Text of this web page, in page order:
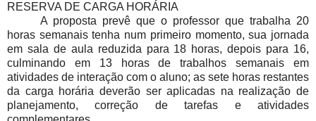
RESERVA DE CARGA HORÁRIA
A proposta prevê que o professor que trabalha 20
horas semanais tenha num primeiro momento, sua jornada
em sala de aula reduzida para 18 horas, depois para 16,
culminando em 13 horas de trabalhos semanais em
atividades de interação com o aluno; as sete horas restantes
da carga horária deverão ser aplicadas na realização de
planejamento, correção de tarefas e atividades